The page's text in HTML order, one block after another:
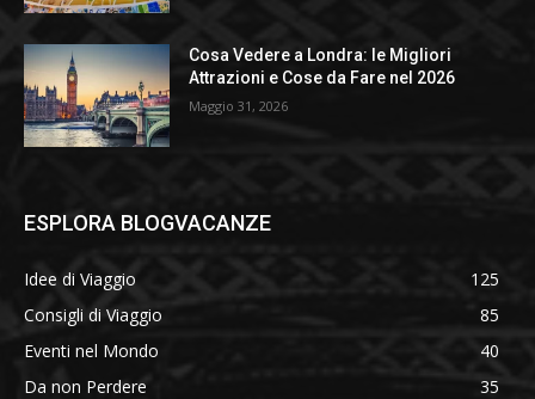
Cosa Vedere a Londra: le Migliori
Attrazioni e Cose da Fare nel 2026
Maggio 31, 2026
ESPLORA BLOGVACANZE
Idee di Viaggio
125
Consigli di Viaggio
85
Eventi nel Mondo
40
Da non Perdere
35